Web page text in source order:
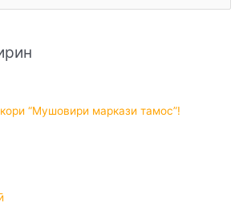
“Мушовири маркази тамос”!